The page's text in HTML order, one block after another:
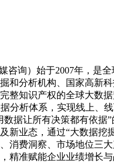
咨询）始于2007年，是
和分析机构、国家高新科
整知识产权的全球大数
分析体系，实现线上、
数据让所有决策都有依据
新业态，通过“大数据挖
消费洞察、市场地位三大
精准赋能企业业绩增长与